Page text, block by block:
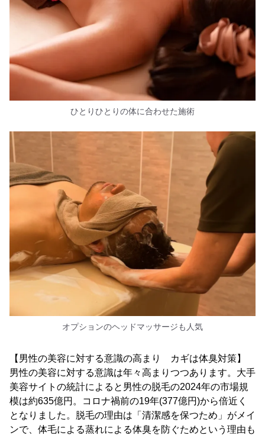
ひとりひとりの体に合わせた施術
オプションのヘッドマッサージも人気
【男性の美容に対する意識の高まり カギは体臭対策】
男性の美容に対する意識は年々高まりつつあります。大手
美容サイトの統計によると男性の脱毛の2024年の市場規
模は約635億円。コロナ禍前の19年(377億円)から倍近く
となりました。脱毛の理由は「清潔感を保つため」がメイ
ンで、体毛による蒸れによる体臭を防ぐためという理由も